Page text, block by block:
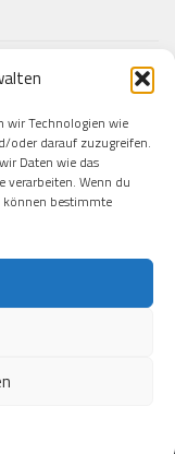
wir Technologien wie
oder darauf zuzugreifen.
Daten wie das
verarbeiten. Wenn du
bestimmte